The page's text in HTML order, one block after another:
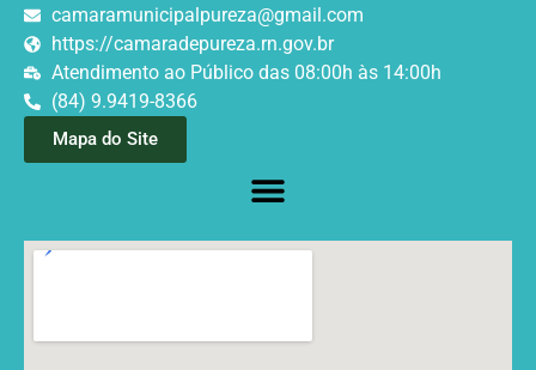
camaramunicipalpureza@gmail.com
https://camaradepureza.rn.gov.br
Atendimento ao Público das 08:00h às 14:00h
(84) 9.9419-8366
Mapa do Site